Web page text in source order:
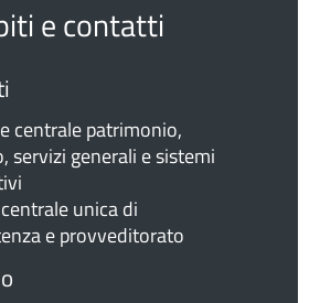
e contatti
centrale patrimonio,
servizi generali e sistemi
unica di
e provveditorato